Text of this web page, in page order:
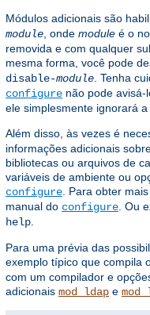
Módulos adicionais são
module , onde module é o
removida e com qualquer
mesma forma, você pode
disable-module . Tenha
configure não pode avisá-
ele simplesmente ignorará a
Além disso, às vezes é
informações adicionais
bibliotecas ou arquivos de
variáveis ​​de ambiente ou
configure . Para obter
manual do configure . Ou
help
Para uma prévia das
exemplo típico que compila
com um compilador e
adicionais mod_ldap e